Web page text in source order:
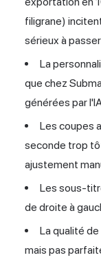
filigrane)
sérieux à
La
que chez
générées par
Les coupes
seconde trop
ajustement
Les sous-
de droite à
La qualité
mais pas